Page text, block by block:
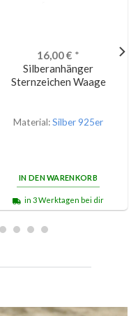
16,00€ *
Silberanhänger
Sternzeichen Waage
Material:Silber 925er
IN DEN WARENKORB
in 3 Werktagen bei dir